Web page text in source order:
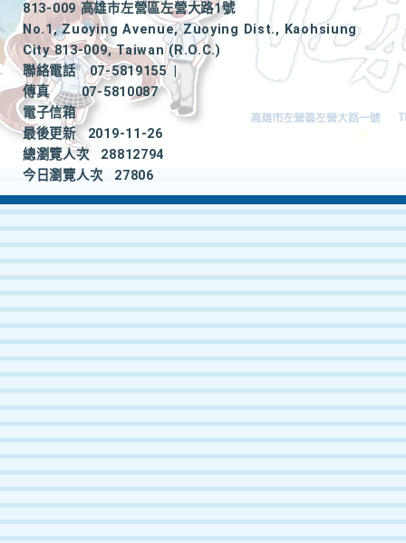
813-009 高雄市左營區左營大路1號
No.1, Zuoying Avenue, Zuoying Dist., Kaohsiung
City 813-009, Taiwan (R.O.C.)
聯絡電話
07-5819155
|
傳真
07-5810087
電子信箱
最後更新
2019-11-26
總瀏覽人次
28812794
今日瀏覽人次
27806